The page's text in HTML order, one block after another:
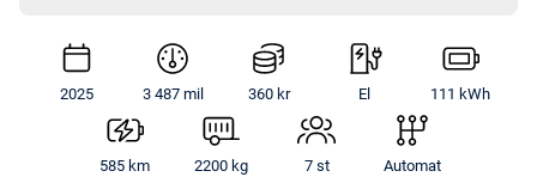
2025 3 487 mil 360 kr El 111 kWh
585 km 2200 kg 7 st Automat